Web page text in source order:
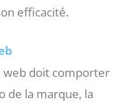
efficacité.
web doit comporter
de la marque, la